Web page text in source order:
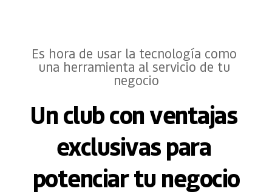
Es hora de usar la tecnología como
una herramienta al servicio de tu
negocio
Un club con ventajas
exclusivas para
potenciar tu negocio